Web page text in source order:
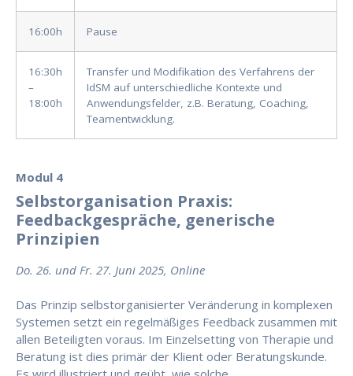
16:00h Pause
16:30h
–
18:00h
Transfer und Modifikation des Verfahrens der
IdSM auf unterschiedliche Kontexte und
Anwendungsfelder, z.B. Beratung, Coaching,
Teamentwicklung.
Modul 4
Selbstorganisation Praxis:
Feedbackgespräche, generische
Prinzipien
Do. 26. und Fr. 27. Juni 2025, Online
Das Prinzip selbstorganisierter Veränderung in komplexen
Systemen setzt ein regelmäßiges Feedback zusammen mit
allen Beteiligten voraus. Im Einzelsetting von Therapie und
Beratung ist dies primär der Klient oder Beratungskunde.